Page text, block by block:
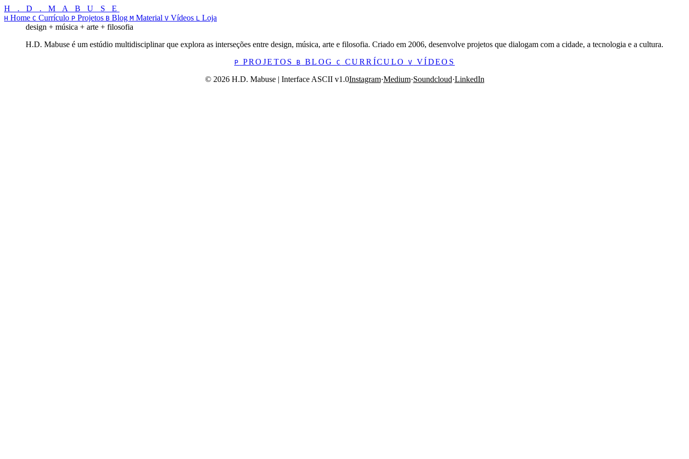
H . D . M A B U S E
H Home C Currículo P Projetos B Blog M Material V Vídeos L Loja
design + música + arte + filosofia
H.D. Mabuse é um estúdio multidisciplinar que explora as interseções entre design, música, arte e filosofia. Criado em 2006, desenvolve projetos que dialogam com a cidade, a tecnologia e a cultura.
P PROJETOS B BLOGC CURRÍCULO V VÍDEOS
© 2026 H.D. Mabuse | Interface ASCII v1.0Instagram·Medium·Soundcloud·LinkedIn